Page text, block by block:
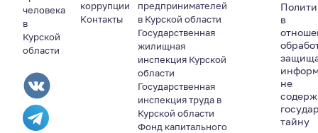
человека
в
Курской
области
коррупции
Контакты
предпринимателей
в Курской области
Государственная
жилищная
инспекция Курской
области
Государственная
инспекция труда в
Курской области
Фонд капитального
в
не
тайну